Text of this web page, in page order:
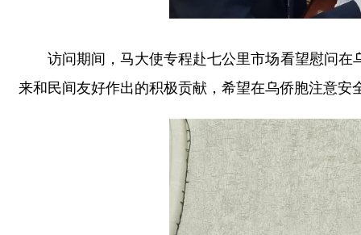
访问期间，马大使专程赴七公里市场看望慰问
来和民间友好作出的积极贡献，希望在乌侨胞注意